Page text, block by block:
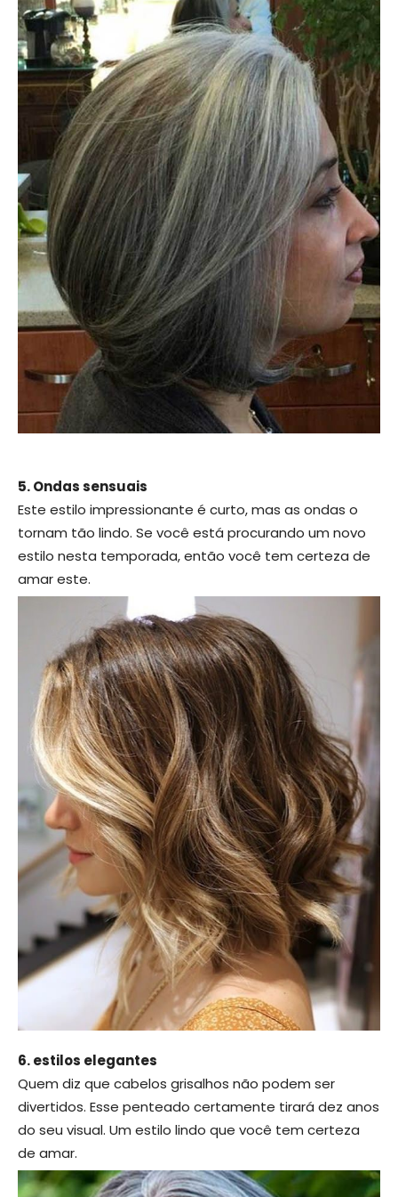
5. Ondas sensuais
Este estilo impressionante é curto, mas as ondas o
tornam tão lindo. Se você está procurando um novo
estilo nesta temporada, então você tem certeza de
amar este.
6. estilos elegantes
Quem diz que cabelos grisalhos não podem ser
divertidos. Esse penteado certamente tirará dez anos
do seu visual. Um estilo lindo que você tem certeza
de amar.